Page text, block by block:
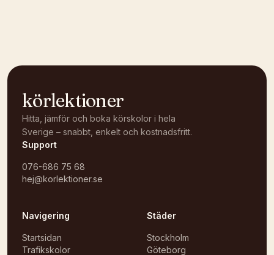
körlektioner
Hitta, jämför och boka körskolor i hela
Sverige – snabbt, enkelt och kostnadsfritt.
Support
076-686 75 68
hej@korlektioner.se
Navigering
Startsidan
Trafikskolor
Städer
Stockholm
Göteborg